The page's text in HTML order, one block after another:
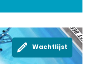
Wachtlijst